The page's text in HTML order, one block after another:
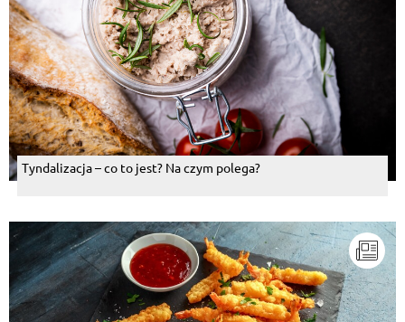
Tyndalizacja – co to jest? Na czym polega?